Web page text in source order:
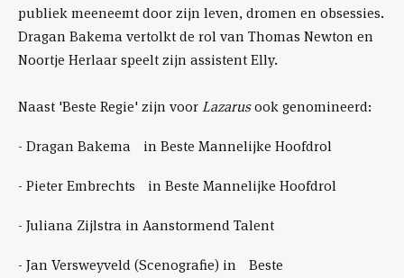
publiek meeneemt door zijn leven, dromen en obsessies.
Dragan Bakema vertolkt de rol van Thomas Newton en
Noortje Herlaar speelt zijn assistent Elly.
Naast 'Beste Regie' zijn voorLazarusook genomineerd:
- Dragan Bakema in Beste Mannelijke Hoofdrol
- Pieter Embrechts in Beste Mannelijke Hoofdrol
- Juliana Zijlstra in Aanstormend Talent
- Jan Versweyveld (Scenografie) in Beste